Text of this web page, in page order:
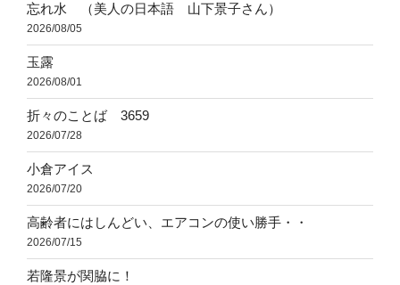
忘れ水 （美人の日本語 山下景子さん）
2026/08/05
玉露
2026/08/01
折々のことば 3659
2026/07/28
小倉アイス
2026/07/20
高齢者にはしんどい、エアコンの使い勝手・・
2026/07/15
若隆景が関脇に！